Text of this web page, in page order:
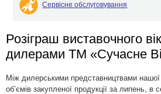
Сервісне обслуговування
Розіграш виставочного
дилерами ТМ «Сучасне
Між дилерськими представництвами нашої
об’ємів закупленої продукції за липень, в